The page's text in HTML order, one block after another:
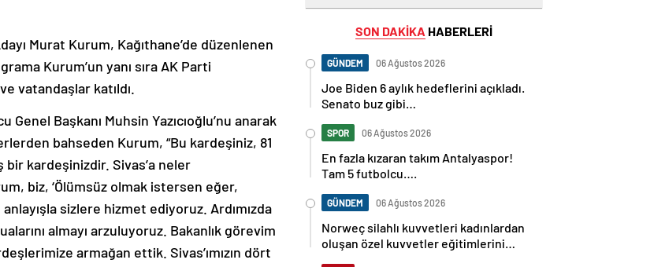
Murat Kurum, Kağıthane’de düzenlenen
Kurum’un yanı sıra AK Parti
vatandaşlar katıldı.
Başkanı Muhsin Yazıcıoğlu’nu anarak
bahseden Kurum, “Bu kardeşiniz, 81
kardeşinizdir. Sivas’a neler
biz, ‘Ölümsüz olmak istersen eğer,
sizlere hizmet ediyoruz. Ardımızda
almayı arzuluyoruz. Bakanlık görevim
armağan ettik. Sivas’ımızın dört
SON DAKİKA HABERLERİ
GÜNDEM 06 Ağustos 2026
Joe Biden 6 aylık hedeflerini açıkladı.
Senato buz gibi…
SPOR 06 Ağustos 2026
En fazla kızaran takım Antalyaspor!
Tam 5 futbolcu….
GÜNDEM 06 Ağustos 2026
Norweç silahlı kuvvetleri kadınlardan
oluşan özel kuvvetler eğitimlerini